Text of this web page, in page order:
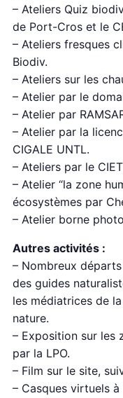
– Ateliers Quiz
de Port-Cros et le
– Ateliers fresques
Biodiv.
– Ateliers sur les
– Atelier par le
– Atelier par
– Atelier par la
CIGALE UNTL.
– Ateliers par le
– Atelier “la zone
écosystèmes par
– Atelier borne
Autres activités :
– Nombreux
des guides
les médiatrices de
nature.
– Exposition sur les
par la LPO.
– Film sur le site,
– Casques virtuels